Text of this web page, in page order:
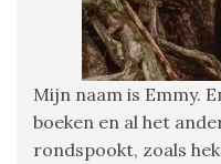
Mijn naam is Emmy.
boeken en al het
rondspookt, zoals